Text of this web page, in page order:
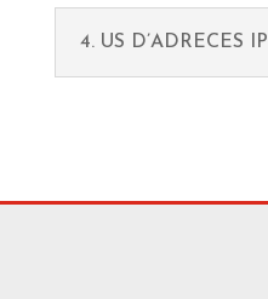
4. US D’ADRECES IP